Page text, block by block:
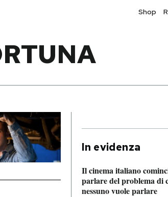
Shop
In evidenza
Il cinema italiano
parlare del problema di
nessuno vuole parlare